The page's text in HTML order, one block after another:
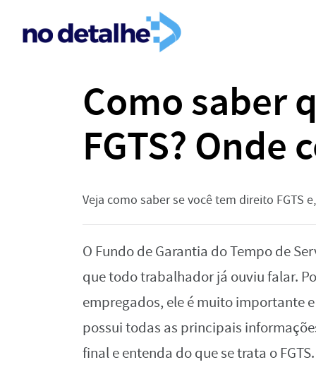
Como saber
FGTS? Onde
Veja como saber se você tem direito FGTS
O Fundo de Garantia do Tempo de
que todo trabalhador já ouviu falar.
empregados, ele é muito importante
possui todas as principais
final e entenda do que se trata o FGTS.